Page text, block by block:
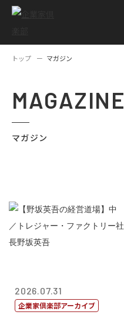
トップ マガジン
MAGAZINE
マガジン
2026.07.31
企業家倶楽部アーカイブ